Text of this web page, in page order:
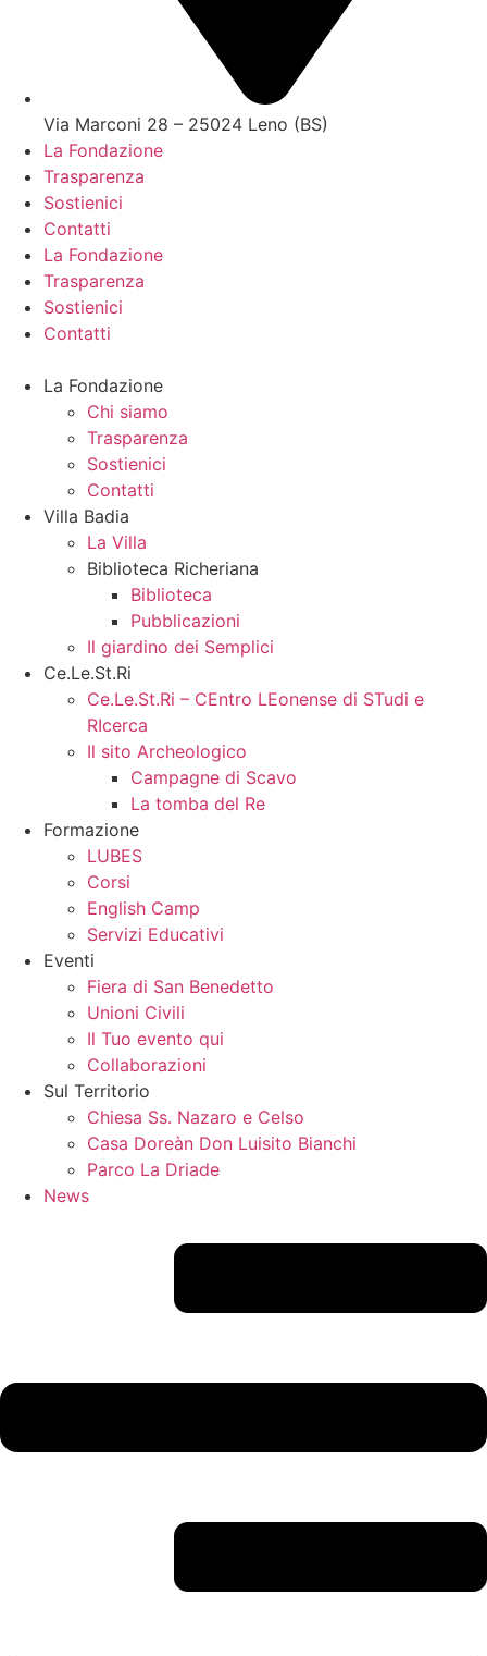
Via Marconi 28 – 25024 Leno (BS)
La Fondazione
Trasparenza
Sostienici
Contatti
La Fondazione
Trasparenza
Sostienici
Contatti
La Fondazione
Chi siamo
Trasparenza
Sostienici
Contatti
Villa Badia
La Villa
Biblioteca Richeriana
Biblioteca
Pubblicazioni
Il giardino dei Semplici
Ce.Le.St.Ri
Ce.Le.St.Ri – CEntro LEonense di STudi e
RIcerca
Il sito Archeologico
Campagne di Scavo
La tomba del Re
Formazione
LUBES
Corsi
English Camp
Servizi Educativi
Eventi
Fiera di San Benedetto
Unioni Civili
Il Tuo evento qui
Collaborazioni
Sul Territorio
Chiesa Ss. Nazaro e Celso
Casa Doreàn Don Luisito Bianchi
Parco La Driade
News